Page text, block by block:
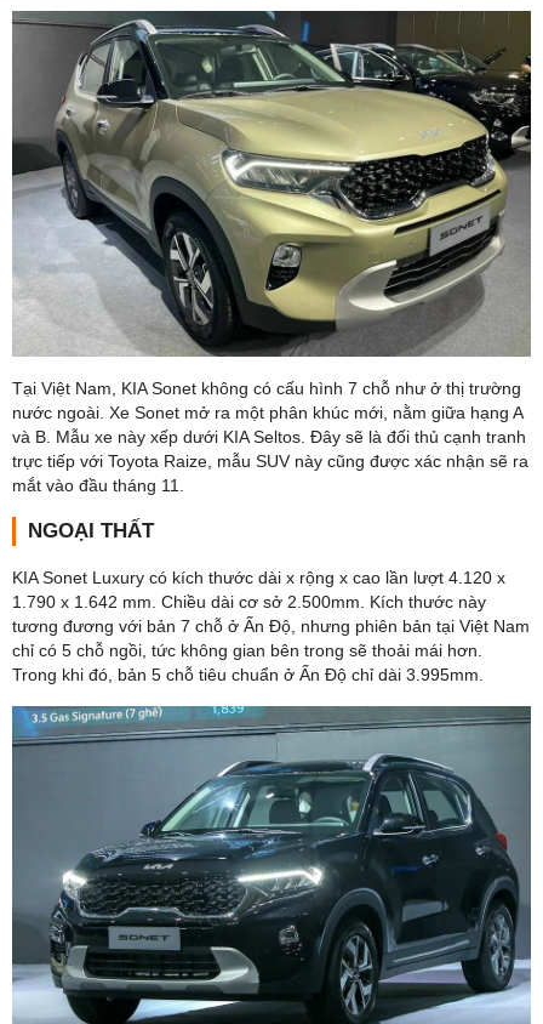
Tại Việt Nam, KIA Sonet không có cấu hình 7 chỗ như ở thị trường
nước ngoài. Xe Sonet mở ra một phân khúc mới, nằm giữa hạng A
và B. Mẫu xe này xếp dưới KIA Seltos. Đây sẽ là đối thủ cạnh tranh
trực tiếp với Toyota Raize, mẫu SUV này cũng được xác nhận sẽ ra
mắt vào đầu tháng 11.
NGOẠI THẤT
KIA Sonet Luxury có kích thước dài x rộng x cao lần lượt 4.120 x
1.790 x 1.642 mm. Chiều dài cơ sở 2.500mm. Kích thước này
tương đương với bản 7 chỗ ở Ấn Độ, nhưng phiên bản tại Việt Nam
chỉ có 5 chỗ ngồi, tức không gian bên trong sẽ thoải mái hơn.
Trong khi đó, bản 5 chỗ tiêu chuẩn ở Ấn Độ chỉ dài 3.995mm.